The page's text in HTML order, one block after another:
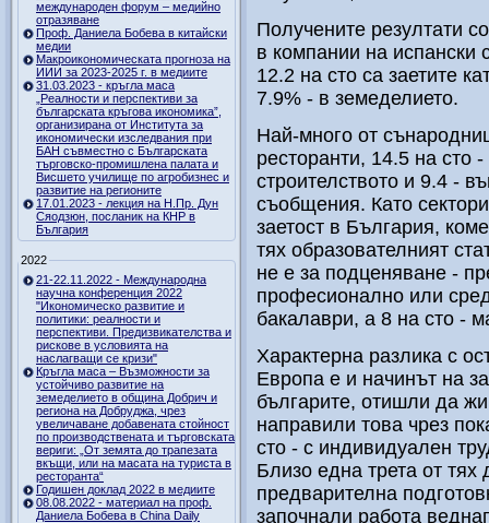
международен форум – медийно
отразяване
Проф. Даниела Бобева в китайски
медии
Макроикономическата прогноза на
ИИИ за 2023-2025 г. в медиите
31.03.2023 - кръгла маса
„Реалности и перспективи за
българската кръгова икономика”,
организирана от Института за
икономически изследвания при
БАН съвместно с Българската
търговско-промишлена палата и
Висшето училище по агробизнес и
развитие на регионите
17.01.2023 - лекция на Н.Пр. Дун
Сяодзюн, посланик на КНР в
България
2022
21-22.11.2022 - Международна
научна конференция 2022
"Икономическо развитие и
политики: реалности и
перспективи. Предизвикателства и
рискове в условията на
наслагващи се кризи"
Кръгла маса – Възможности за
устойчиво развитие на
земеделието в община Добрич и
региона на Добруджа, чрез
увеличаване добавената стойност
по производствената и търговската
вериги: „От земята до трапезата
вкъщи, или на масата на туриста в
ресторанта“
Годишен доклад 2022 в медиите
08.08.2022 - материал на проф.
Даниела Бобева в China Daily
Получените резултати
в компании на испански
12.2 на сто са заетите
7.9% - в земеделието.
Най-много от
ресторанти, 14.5 на
строителството и 9.4 -
съобщения. Като
заетост в България,
тях образователният
не е за подценяване -
професионално или
бакалаври, а 8 на сто -
Характерна разлика с
Европа е и начинът на
българите, отишли да
направили това чрез
сто - с индивидуален
Близо една трета от тях
предварителна
започнали работа